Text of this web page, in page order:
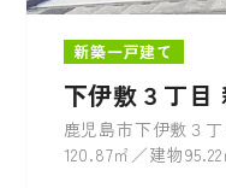
新築一戸建て
下伊敷３丁目
鹿児島市下伊敷３
120.87㎡／建物